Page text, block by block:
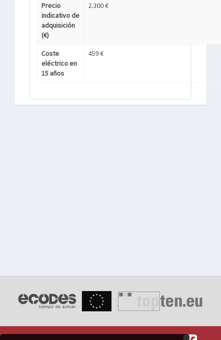
Precio
indicativo de
adquisición
(€)
2.300 €
Coste
eléctrico en
15 años
459 €